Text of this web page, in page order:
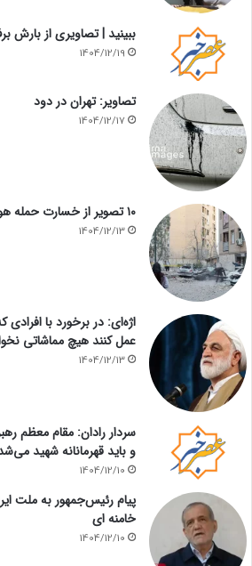
ببینید | تصاویری از بارش
1404/12/19
تصاویر: تهران در دود
1404/12/17
۱۰ تصویر از خسارت حمله هوایی به خیابان‌های تهران
1404/12/13
اژه‌ای: در برخورد با
عمل کنند هیچ مماشاتی
1404/12/13
سردار رادان: مقام معظم
و باید قهرمانانه شهید
1404/12/10
پیام رئیس‌جمهور به ملت
خامنه ای
1404/12/10